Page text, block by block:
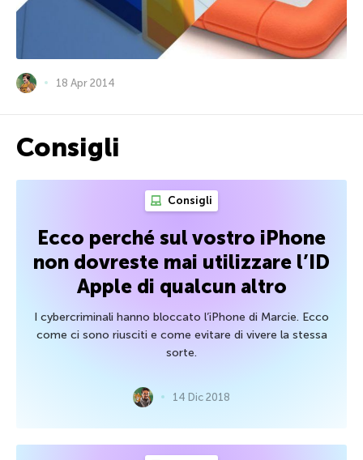
18 Apr 2014
Consigli
Consigli
Ecco perché sul vostro iPhone
non dovreste mai utilizzare l’ID
Apple di qualcun altro
I cybercriminali hanno bloccato l’iPhone di Marcie. Ecco
come ci sono riusciti e come evitare di vivere la stessa
sorte.
14 Dic 2018